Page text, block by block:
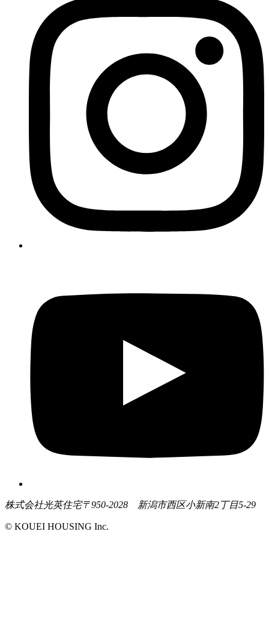
株式会社光英住宅〒950-2028 新潟市西区小新南2丁目5-29
© KOUEI HOUSING Inc.